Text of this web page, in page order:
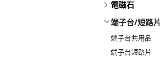
電磁石
端子台/短路片
端子台共用品
端子台短路片